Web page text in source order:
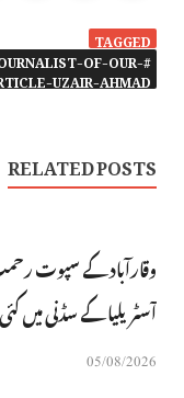
TAGGED
OF-OUR-
UZAIR-AHMAD-
RELATED POSTS
وقارآباد کے سپوت
آسٹریلیا کے سڈنی میں
05/08/2026